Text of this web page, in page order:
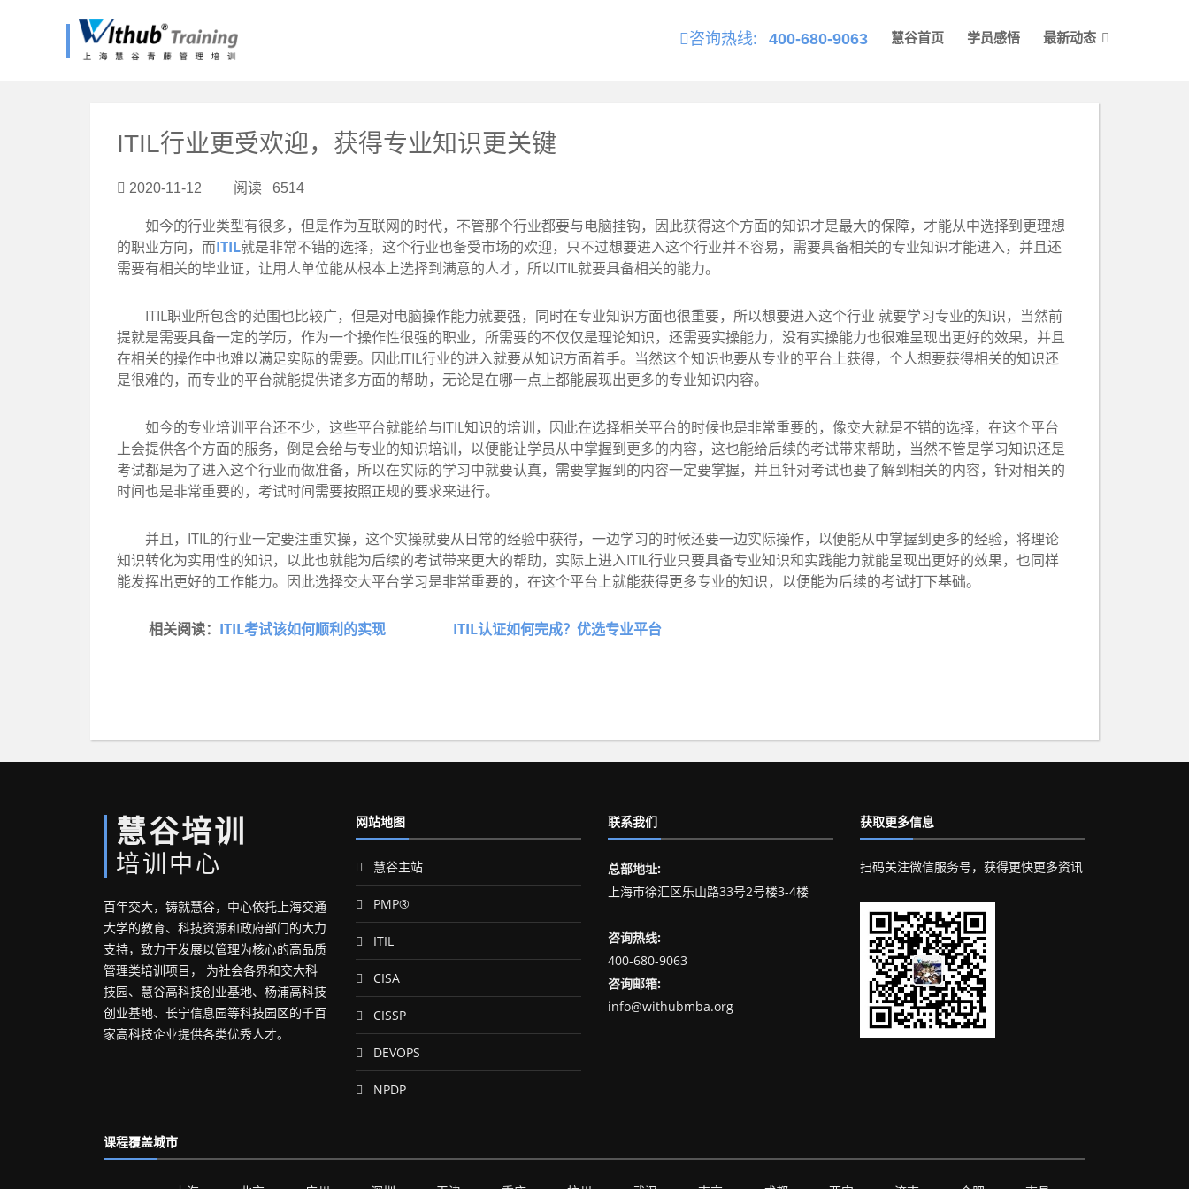
咨询热线: 400-680-9063 慧谷首页 学员感悟 最新动态
ITIL行业更受欢迎，获得专业知识更关键
2020-11-12 阅读 6514
如今的行业类型有很多，但是作为互联网的时代，不管那个行业都要与电脑挂钩，因此获得这个方面的知识才是最大的保障，才能从中选择到更理想
的职业方向，而ITIL就是非常不错的选择，这个行业也备受市场的欢迎，只不过想要进入这个行业并不容易，需要具备相关的专业知识才能进入，并且还
需要有相关的毕业证，让用人单位能从根本上选择到满意的人才，所以ITIL就要具备相关的能力。
ITIL职业所包含的范围也比较广，但是对电脑操作能力就要强，同时在专业知识方面也很重要，所以想要进入这个行业 就要学习专业的知识，当然前
提就是需要具备一定的学历，作为一个操作性很强的职业，所需要的不仅仅是理论知识，还需要实操能力，没有实操能力也很难呈现出更好的效果，并且
在相关的操作中也难以满足实际的需要。因此ITIL行业的进入就要从知识方面着手。当然这个知识也要从专业的平台上获得，个人想要获得相关的知识还
是很难的，而专业的平台就能提供诸多方面的帮助，无论是在哪一点上都能展现出更多的专业知识内容。
如今的专业培训平台还不少，这些平台就能给与ITIL知识的培训，因此在选择相关平台的时候也是非常重要的，像交大就是不错的选择，在这个平台
上会提供各个方面的服务，倒是会给与专业的知识培训，以便能让学员从中掌握到更多的内容，这也能给后续的考试带来帮助，当然不管是学习知识还是
考试都是为了进入这个行业而做准备，所以在实际的学习中就要认真，需要掌握到的内容一定要掌握，并且针对考试也要了解到相关的内容，针对相关的
时间也是非常重要的，考试时间需要按照正规的要求来进行。
并且，ITIL的行业一定要注重实操，这个实操就要从日常的经验中获得，一边学习的时候还要一边实际操作，以便能从中掌握到更多的经验，将理论
知识转化为实用性的知识，以此也就能为后续的考试带来更大的帮助，实际上进入ITIL行业只要具备专业知识和实践能力就能呈现出更好的效果，也同样
能发挥出更好的工作能力。因此选择交大平台学习是非常重要的，在这个平台上就能获得更多专业的知识，以便能为后续的考试打下基础。
相关阅读： ITIL考试该如何顺利的实现 ITIL认证如何完成？优选专业平台
慧谷培训
培训中心
百年交大，铸就慧谷，中心依托上海交通
大学的教育、科技资源和政府部门的大力
支持，致力于发展以管理为核心的高品质
管理类培训项目， 为社会各界和交大科
技园、慧谷高科技创业基地、杨浦高科技
创业基地、长宁信息园等科技园区的千百
家高科技企业提供各类优秀人才。
网站地图
慧谷主站
PMP®
ITIL
CISA
CISSP
DEVOPS
NPDP
联系我们
总部地址:
上海市徐汇区乐山路33号2号楼3-4楼
咨询热线:
400-680-9063
咨询邮箱:
info@withubmba.org
获取更多信息
扫码关注微信服务号，获得更快更多资讯
课程覆盖城市